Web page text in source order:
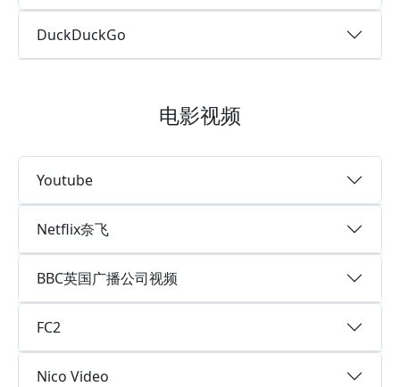
DuckDuckGo
电影视频
Youtube
Netflix奈飞
BBC英国广播公司视频
FC2
Nico Video